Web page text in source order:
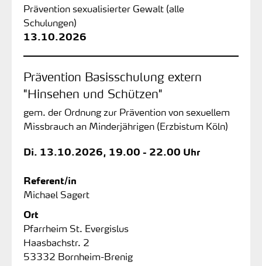
Prävention sexualisierter Gewalt (alle
Schulungen)
13.10.2026
Prävention Basisschulung extern
"Hinsehen und Schützen"
gem. der Ordnung zur Prävention von sexuellem
Missbrauch an Minderjährigen (Erzbistum Köln)
Di. 13.10.2026, 19.00 - 22.00 Uhr
Referent/in
Michael Sagert
Ort
Pfarrheim St. Evergislus
Haasbachstr. 2
53332 Bornheim-Brenig